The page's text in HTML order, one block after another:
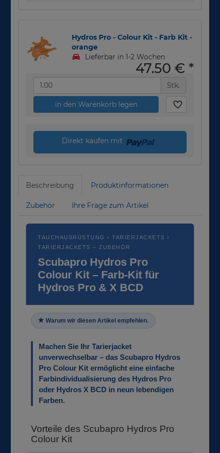
Hydros Pro - Colour Kit - Farb Kit -
orange
Lieferbar in 1-2 Wochen
47,50 € *
Stk.
in den Warenkorb legen
Direkt kaufen mit
Beschreibung Produktinformationen
Zubehör Ihre Frage zum Artikel
TAUCHAUSRÜSTUNG › TARIERJACKETS ›
TARIERJACKETS – ZUBEHÖR
Scubapro Hydros Pro
Colour Kit – Farb-Kit für
Hydros Pro & X BCD
Warum wir diesen Artikel empfehlen.
Machen Sie Ihr Tarierjacket
unverwechselbar – das Scubapro Hydros
Pro Colour Kit ermöglicht eine einfache
Farbindividualisierung des Hydros Pro
oder Hydros X BCD in neun lebendigen
Farben.
Vorteile des Scubapro Hydros Pro
Colour Kit